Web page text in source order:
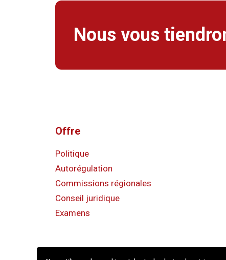
Nous vous
Offre
Politique
Autorégulation
Commissions régionales
Conseil juridique
Examens